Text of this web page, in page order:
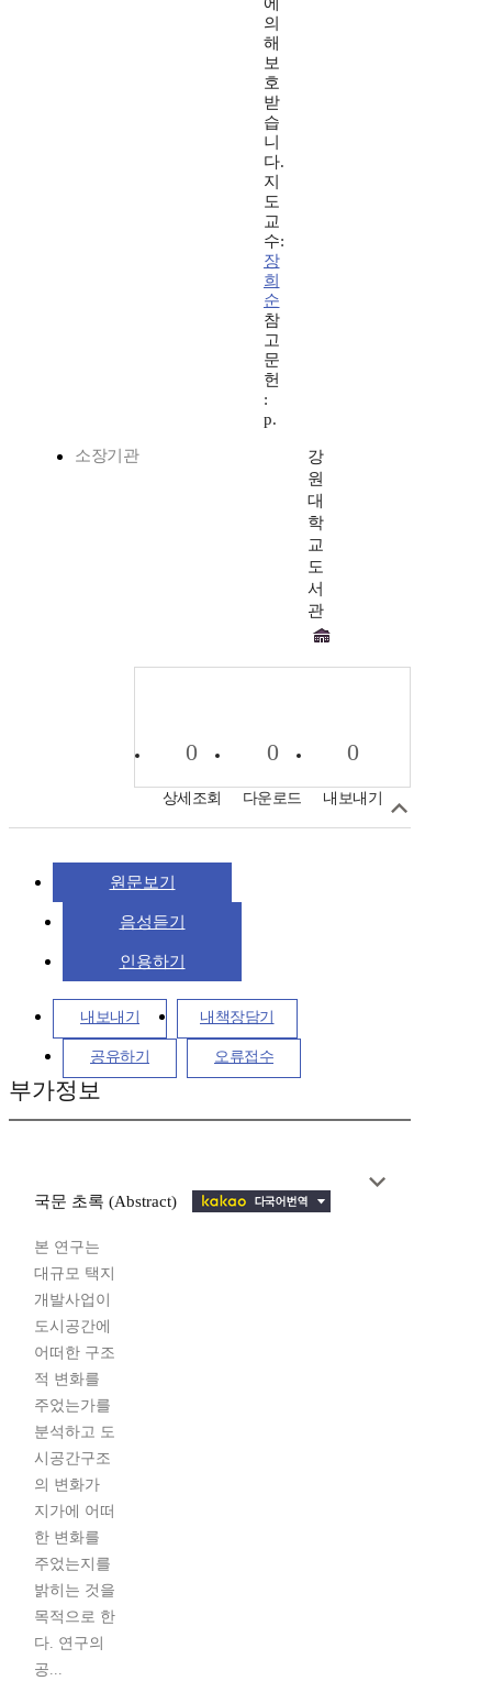
에
의
해
보
호
받
습
니
다.
지
도
교
수:
장
희
순
참
고
문
헌
:
p.
소장기관
강
원
대
학
교
도
서
관
0
상세조회
0
다운로드
0
내보내기
원문보기
음성듣기
인용하기
내보내기 내책장담기
공유하기 오류접수
부가정보
국문 초록 (Abstract)
본 연구는
대규모 택지
개발사업이
도시공간에
어떠한 구조
적 변화를
주었는가를
분석하고 도
시공간구조
의 변화가
지가에 어떠
한 변화를
주었는지를
밝히는 것을
목적으로 한
다. 연구의
공...